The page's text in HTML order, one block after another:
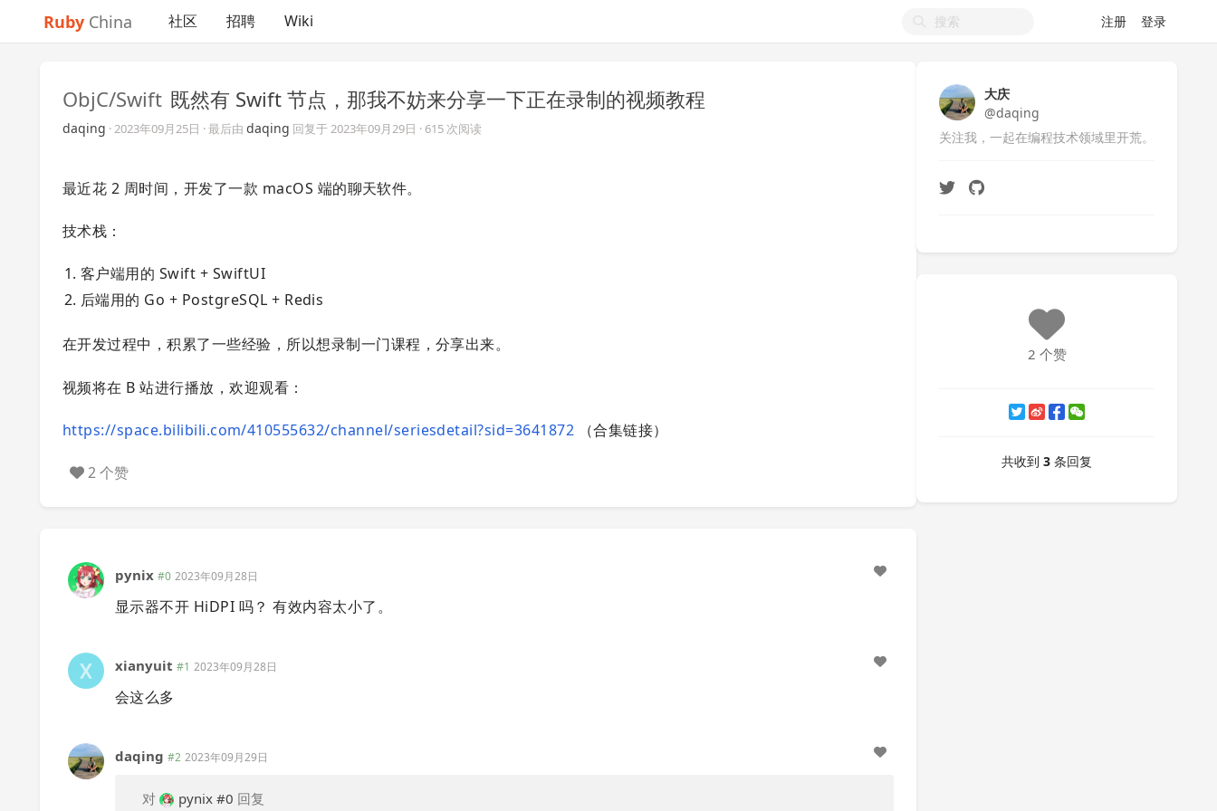
Ruby China 社区 招聘 Wiki 注册 登录
ObjC/Swift 既然有 Swift 节点，那我不妨来分享一下正在录制的视频教程
daqing ·2023年09月25日 · 最后由 daqing 回复于2023年09月29日 · 615 次阅读
最近花 2 周时间，开发了一款 macOS 端的聊天软件。
技术栈：
客户端用的 Swift + SwiftUI
后端用的 Go + PostgreSQL + Redis
在开发过程中，积累了一些经验，所以想录制一门课程，分享出来。
视频将在 B 站进行播放，欢迎观看：
https://space.bilibili.com/410555632/channel/seriesdetail?sid=3641872 （合集链接）
2 个赞
pynix #0 2023年09月28日
显示器不开 HiDPI 吗？ 有效内容太小了。
xianyuit #1 2023年09月28日
会这么多
daqing #2 2023年09月29日
对 pynix #0 回复
大庆
@daqing
关注我，一起在编程技术领域里开荒。
2 个赞
共收到 3 条回复